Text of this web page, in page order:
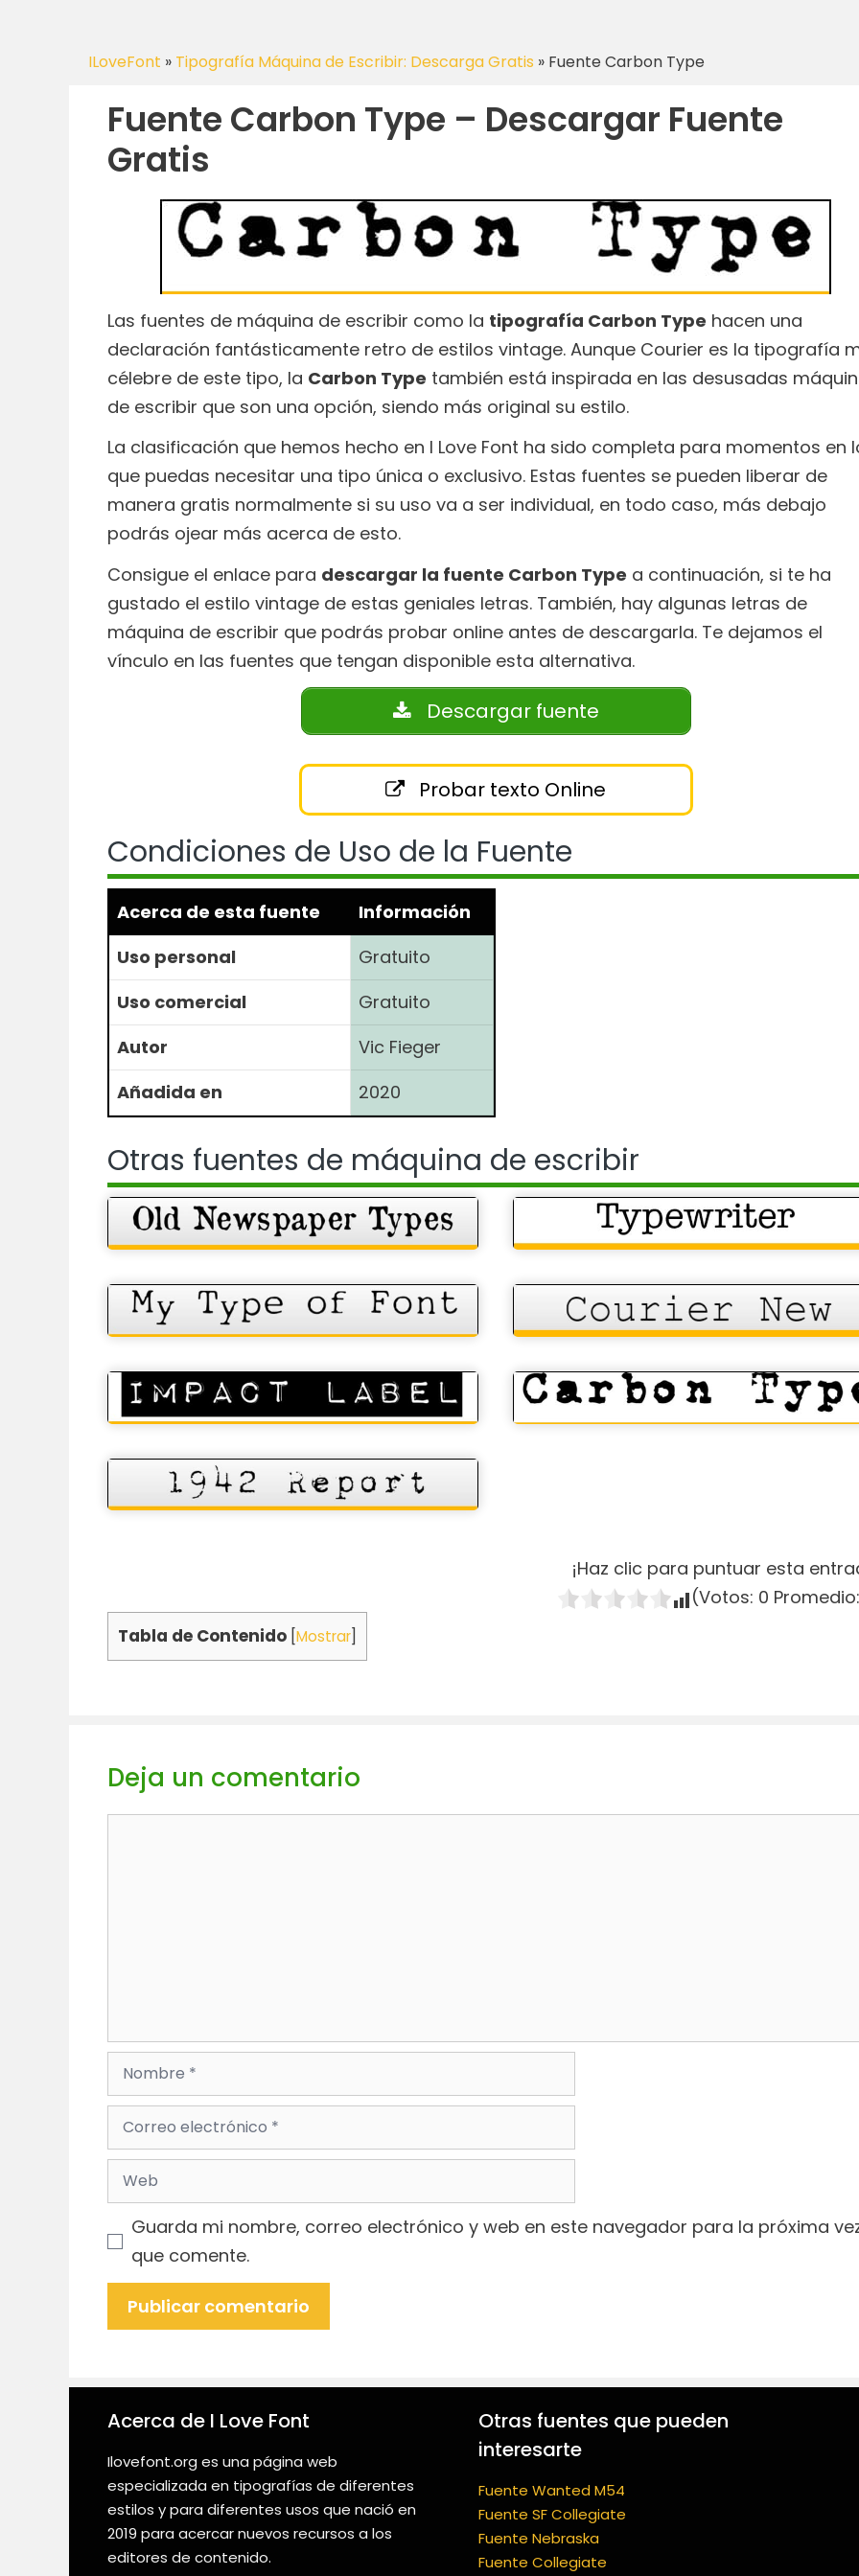
ILoveFont » Tipografía Máquina de Escribir: Descarga Gratis » Fuente Carbon Type
Fuente Carbon Type – Descargar Fuente
Gratis
Las fuentes de máquina de escribir como la tipografía Carbon Type hacen una
declaración fantásticamente retro de estilos vintage. Aunque Courier es la tipografía
célebre de este tipo, la Carbon Type también está inspirada en las desusadas
de escribir que son una opción, siendo más original su estilo.
La clasificación que hemos hecho en I Love Font ha sido completa para momentos en
que puedas necesitar una tipo única o exclusivo. Estas fuentes se pueden liberar de
manera gratis normalmente si su uso va a ser individual, en todo caso, más debajo
podrás ojear más acerca de esto.
Consigue el enlace para descargar la fuente Carbon Type a continuación, si te ha
gustado el estilo vintage de estas geniales letras. También, hay algunas letras de
máquina de escribir que podrás probar online antes de descargarla. Te dejamos el
vínculo en las fuentes que tengan disponible esta alternativa.
Descargar fuente
Probar texto Online
Condiciones de Uso de la Fuente
Acerca de esta fuente
Información
Uso personal
Gratuito
Uso comercial
Gratuito
Autor
Vic Fieger
Añadida en
2020
Otras fuentes de máquina de escribir
¡Haz clic para puntuar esta
(Votos: 0
Tabla de Contenido Mostrar
Deja un comentario
Nombre
Correo
electrónico
Web
Guarda mi nombre, correo electrónico y web en este navegador para la próxima
que comente.
Acerca de I Love Font
Ilovefont.org es una página web
especializada en tipografías de diferentes
estilos y para diferentes usos que nació en
2019 para acercar nuevos recursos a los
editores de contenido.
Otras fuentes que pueden
interesarte
Fuente Wanted M54
Fuente SF Collegiate
Fuente Nebraska
Fuente Collegiate